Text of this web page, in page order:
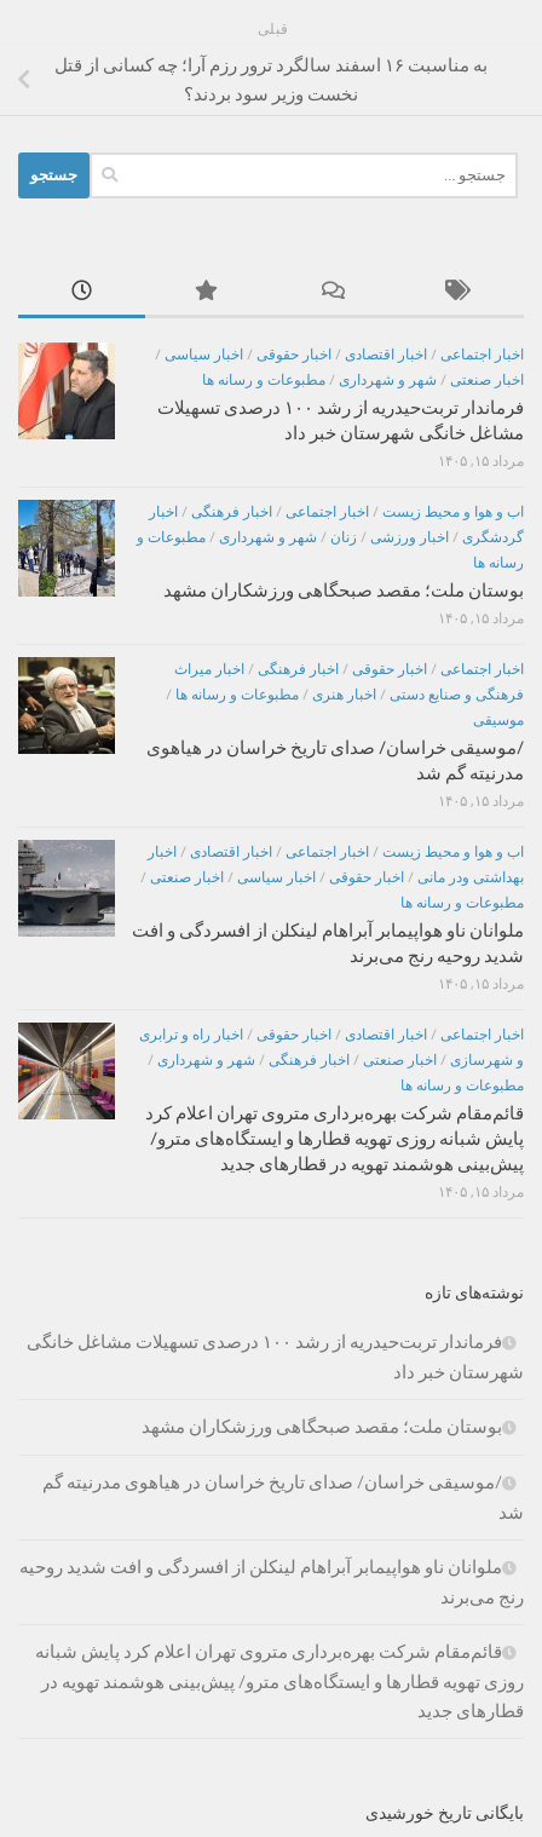
قبلی
به مناسبت ۱۶ اسفند سالگرد ترور رزم آرا؛ چه کسانی از قتل
نخست وزیر سود بردند؟
برای:
اخبار اجتماعی / اخبار اقتصادی / اخبار حقوقی / اخبار سیاسی /
اخبار صنعتی / شهر و شهرداری / مطبوعات و رسانه ها
فرماندار تربت‌حیدریه از رشد ۱۰۰ درصدی تسهیلات
مشاغل خانگی شهرستان خبر داد
مرداد ۱۵, ۱۴۰۵
اب و هوا و محیط زیست / اخبار اجتماعی / اخبار فرهنگی / اخبار
گردشگری / اخبار ورزشی / زنان / شهر و شهرداری / مطبوعات و
رسانه ها
بوستان ملت؛ مقصد صبحگاهی ورزشکاران مشهد
مرداد ۱۵, ۱۴۰۵
اخبار اجتماعی / اخبار حقوقی / اخبار فرهنگی / اخبار میراث
فرهنگی و صنایع دستی / اخبار هنری / مطبوعات و رسانه ها /
موسیقی
/موسیقی خراسان/ صدای تاریخ خراسان در هیاهوی
مدرنیته گم شد
مرداد ۱۵, ۱۴۰۵
اب و هوا و محیط زیست / اخبار اجتماعی / اخبار اقتصادی / اخبار
بهداشتی ودر مانی / اخبار حقوقی / اخبار سیاسی / اخبار صنعتی /
مطبوعات و رسانه ها
ملوانان ناو هواپیمابر آبراهام لینکلن از افسردگی و افت
شدید روحیه رنج می‌برند
مرداد ۱۵, ۱۴۰۵
اخبار اجتماعی / اخبار اقتصادی / اخبار حقوقی / اخبار راه و ترابری
و شهرسازی / اخبار صنعتی / اخبار فرهنگی / شهر و شهرداری /
مطبوعات و رسانه ها
قائم‌مقام شرکت بهره‌برداری متروی تهران اعلام کرد
پایش شبانه روزی تهویه قطارها و ایستگاه‌های مترو/
پیش‌بینی هوشمند تهویه در قطارهای جدید
مرداد ۱۵, ۱۴۰۵
نوشته‌های تازه
فرماندار تربت‌حیدریه از رشد ۱۰۰ درصدی تسهیلات مشاغل خانگی
شهرستان خبر داد
بوستان ملت؛ مقصد صبحگاهی ورزشکاران مشهد
/موسیقی خراسان/ صدای تاریخ خراسان در هیاهوی مدرنیته گم
شد
ملوانان ناو هواپیمابر آبراهام لینکلن از افسردگی و افت شدید روحیه
رنج می‌برند
قائم‌مقام شرکت بهره‌برداری متروی تهران اعلام کرد پایش شبانه
روزی تهویه قطارها و ایستگاه‌های مترو/ پیش‌بینی هوشمند تهویه در
قطارهای جدید
بایگانی تاریخ خورشیدی